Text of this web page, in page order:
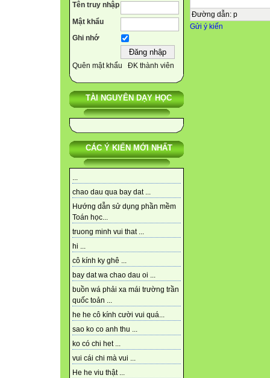
Tên truy nhập
Mật khẩu
Ghi nhớ
Quên mật khẩu ĐK thành viên
TÀI NGUYÊN DẠY HỌC
CÁC Ý KIẾN MỚI NHẤT
...
chao dau qua bay dat ...
Hướng dẫn sử dụng phần mềm
Toán học...
truong minh vui that ...
hi ...
cô kính ky ghê ...
bay dat wa chao dau oi ...
buồn wá phải xa mái trường trần
quốc toản ...
he he cô kính cười vui quá...
sao ko co anh thu ...
ko có chi het ...
vui cái chi mà vui ...
He he viu thật ...
Đường dẫn: p
Gửi ý kiến